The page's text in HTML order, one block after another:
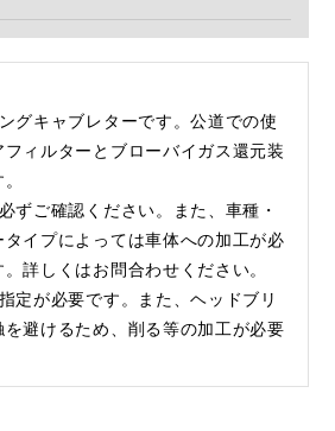
グキャブレターです。公道での使
ィルターとブローバイガス還元装
ずご確認ください。また、車種・
イプによっては車体への加工が必
詳しくはお問合わせください。
定が必要です。また、ヘッドブリ
避けるため、削る等の加工が必要